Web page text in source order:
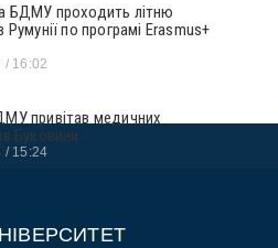
БДМУ проходить літню
Румунії по програмі Erasmus+
16:02
привітав медичних
Буковини
15:24